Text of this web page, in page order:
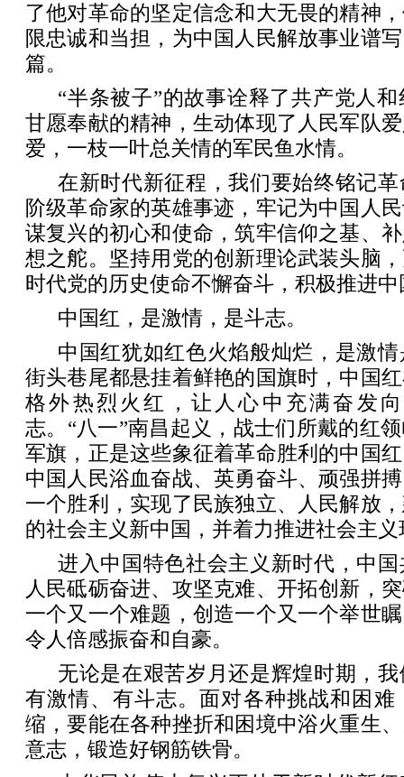
了他对革命的坚定信念和大无畏的精神
限忠诚和当担，为中国人民解放事业谱
篇。
“半条被子”的故事诠释了共产党人
甘愿奉献的精神，生动体现了人民军队
爱，一枝一叶总关情的军民鱼水情。
在新时代新征程，我们要始终铭记
阶级革命家的英雄事迹，牢记为中国人
谋复兴的初心和使命，筑牢信仰之基、
想之舵。坚持用党的创新理论武装头脑
时代党的历史使命不懈奋斗，积极推进
中国红，是激情，是斗志。
中国红犹如红色火焰般灿烂，是激
街头巷尾都悬挂着鲜艳的国旗时，中国
格外热烈火红，让人心中充满奋发
志。“八一”南昌起义，战士们所戴的红
军旗，正是这些象征着革命胜利的中国
中国人民浴血奋战、英勇奋斗、顽强拼
一个胜利，实现了民族独立、人民解放
的社会主义新中国，并着力推进社会主
进入中国特色社会主义新时代，中
人民砥砺奋进、攻坚克难、开拓创新，
一个又一个难题，创造一个又一个举世
令人倍感振奋和自豪。
无论是在艰苦岁月还是辉煌时期，
有激情、有斗志。面对各种挑战和困难
缩，要能在各种挫折和困境中浴火重生
意志，锻造好钢筋铁骨。